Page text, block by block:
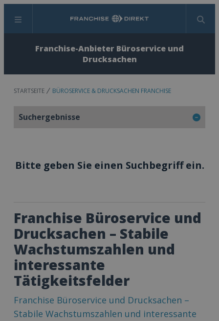
Menü Suchen
Franchise-Anbieter Büroservice und
Drucksachen
STARTSEITE BÜROSERVICE & DRUCKSACHEN FRANCHISE
Suchergebnisse
Bitte geben Sie einen Suchbegriff ein.
Franchise Büroservice und
Drucksachen – Stabile
Wachstumszahlen und
interessante
Tätigkeitsfelder
Franchise Büroservice und Drucksachen –
Stabile Wachstumszahlen und interessante